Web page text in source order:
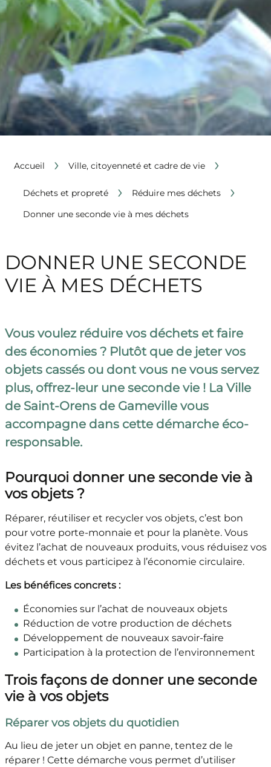
Accueil › Ville, citoyenneté et cadre de vie ›
Déchets et propreté › Réduire mes déchets ›
Donner une seconde vie à mes déchets
DONNER UNE SECONDE
VIE À MES DÉCHETS
Vous voulez réduire vos déchets et faire
des économies ? Plutôt que de jeter vos
objets cassés ou dont vous ne vous servez
plus, offrez-leur une seconde vie ! La Ville
de Saint-Orens de Gameville vous
accompagne dans cette démarche éco-
responsable.
Pourquoi donner une seconde vie à
vos objets ?
Réparer, réutiliser et recycler vos objets, c’est bon
pour votre porte-monnaie et pour la planète. Vous
évitez l’achat de nouveaux produits, vous réduisez vos
déchets et vous participez à l’économie circulaire.
Les bénéfices concrets :
Économies sur l’achat de nouveaux objets
Réduction de votre production de déchets
Développement de nouveaux savoir-faire
Participation à la protection de l’environnement
Trois façons de donner une seconde
vie à vos objets
Réparer vos objets du quotidien
Au lieu de jeter un objet en panne, tentez de le
réparer ! Cette démarche vous permet d’utiliser